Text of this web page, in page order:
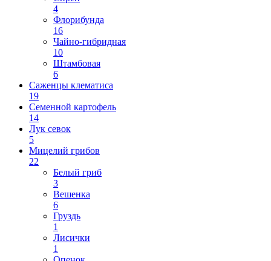
4
Флорибунда
16
Чайно-гибридная
10
Штамбовая
6
Саженцы клематиса
19
Семенной картофель
14
Лук севок
5
Мицелий грибов
22
Белый гриб
3
Вешенка
6
Груздь
1
Лисички
1